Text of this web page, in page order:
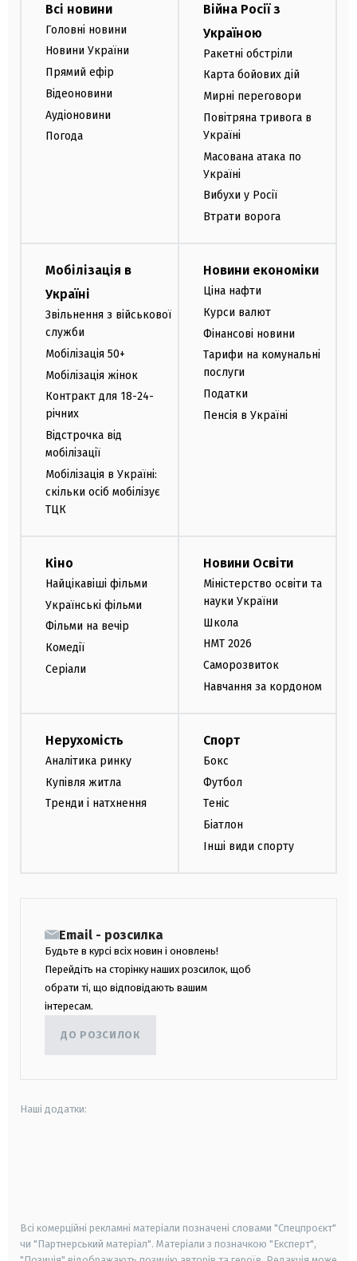
Всі новини
Головні новини
Новини України
Прямий ефір
Відеоновини
Аудіоновини
Погода
Війна Росії з
Україною
Ракетні обстріли
Карта бойових дій
Мирні переговори
Повітряна тривога в
Україні
Масована атака по
Україні
Вибухи у Росії
Втрати ворога
Мобілізація в
Україні
Звільнення з військової
служби
Мобілізація 50+
Мобілізація жінок
Контракт для 18-24-
річних
Відстрочка від
мобілізації
Мобілізація в Україні:
скільки осіб мобілізує
ТЦК
Новини економіки
Ціна нафти
Курси валют
Фінансові новини
Тарифи на комунальні
послуги
Податки
Пенсія в Україні
Кіно
Найцікавіші фільми
Українські фільми
Фільми на вечір
Комедії
Серіали
Новини Освіти
Міністерство освіти та
науки України
Школа
НМТ 2026
Саморозвиток
Навчання за кордоном
Нерухомість
Аналітика ринку
Купівля житла
Тренди і натхнення
Спорт
Бокс
Футбол
Теніс
Біатлон
Інші види спорту
Email - розсилка
Будьте в курсі всіх новин і оновлень!
Перейдіть на сторінку наших розсилок, щоб
обрати ті, що відповідають вашим
інтересам.
ДО РОЗСИЛОК
Наші додатки:
Всі комерційні рекламні матеріали позначені словами "Спецпроєкт"
чи "Партнерський матеріал". Матеріали з позначкою "Експерт",